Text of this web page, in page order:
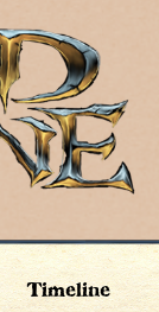
Timeline